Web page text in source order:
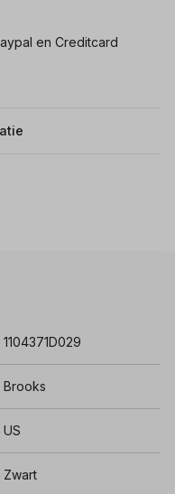
en Creditcard
1104371D029
Brooks
US
Zwart